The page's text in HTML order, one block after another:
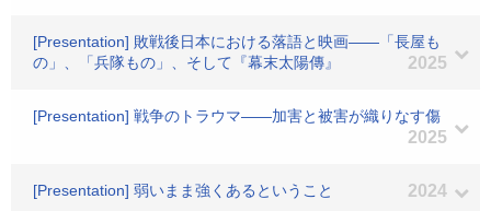
[Presentation] 敗戦後日本における落語と映画――「長屋も
の」、「兵隊もの」、そして『幕末太陽傳』
2025
[Presentation] 戦争のトラウマ――加害と被害が織りなす傷
2025
[Presentation] 弱いまま強くあるということ 2024